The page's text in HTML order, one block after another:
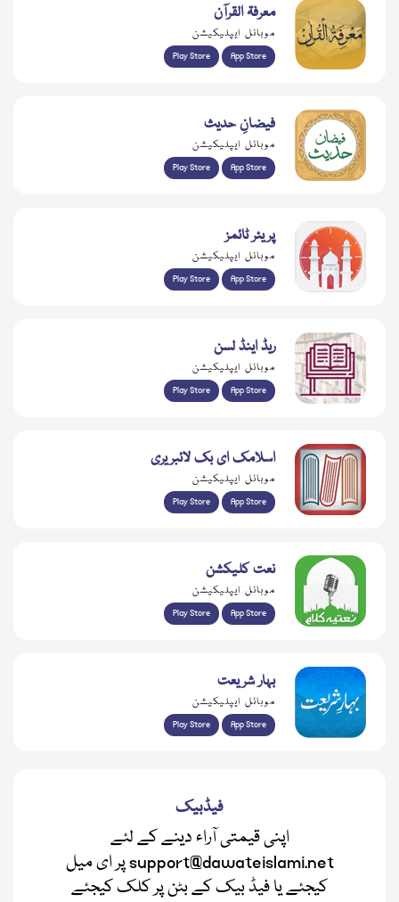
معرفۃ القرآن
موبائل ایپلیکیشن
Play Store App Store
فیضانِ حدیث
موبائل ایپلیکیشن
Play Store App Store
پریئر ٹائمز
موبائل ایپلیکیشن
Play Store App Store
ریڈ اینڈ لسن
موبائل ایپلیکیشن
Play Store App Store
اسلامک ای بک لائبریری
موبائل ایپلیکیشن
Play Store App Store
نعت کلیکشن
موبائل ایپلیکیشن
Play Store App Store
بہار شریعت
موبائل ایپلیکیشن
Play Store App Store
فیڈبیک
اپنی قیمتی آراء دینے کے لئے
support@dawateislami.net پر ای میل
کیجئے یا فیڈ بیک کے بٹن پر کلک کیجئے